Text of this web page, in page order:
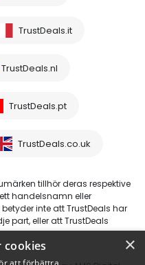
TrustDeals.it
TrustDeals.nl
TrustDeals.pt
TrustDeals.co.uk
tillhör deras respektive
handelsnamn eller
inte att TrustDeals har
part, eller att TrustDeals
×
cookies
att förbättra